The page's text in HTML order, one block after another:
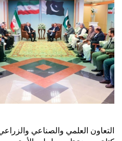
التعاون العلمي والصناعي